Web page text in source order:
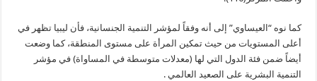
كما نوه “العيساوي” إلى أنه وفقاً لمؤشر التنمية الجنسانية، فأن ليبيا تظهر في
أعلى المستويات من حيث تمكين المرأة على مستوى المنطقة، كما وضعت
أيضاً ضمن فئة الدول التي لها (معدلات متوسطة في المساواة) في مؤشر
التنمية البشرية على الصعيد العالمي .